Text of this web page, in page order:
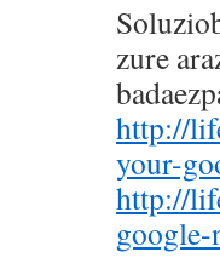
zure
http://
your-
http://
google-